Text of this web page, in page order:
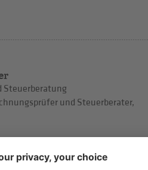
Steuerberatung
und Steuerberater,